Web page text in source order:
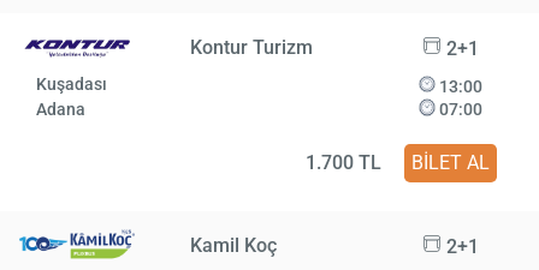
Kontur Turizm 2+1
Kuşadası
Adana
13:00
07:00
1.700 TL BİLET AL
Kamil Koç 2+1